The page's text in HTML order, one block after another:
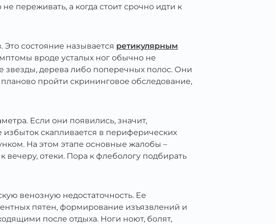
переживать, а когда стоит срочно идти к
состояние называется ретикулярным
вроде усталых ног обычно не
звезды, дерева либо поперечных полос. Они
пройти скрининговое обследование,
Если они появились, значит,
скапливается в периферических
На этом этапе основные жалобы –
отеки. Пора к флебологу подбирать
венозную недостаточность. Ее
пятен, формирование изъязвлений и
после отдыха. Ноги ноют, болят,